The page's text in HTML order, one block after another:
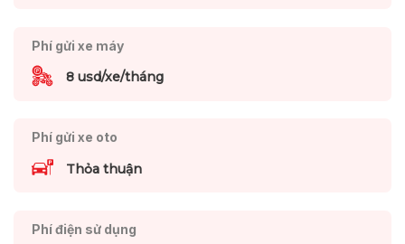
Phí gửi xe máy
8 usd/xe/tháng
Phí gửi xe oto
Thỏa thuận
Phí điện sử dụng